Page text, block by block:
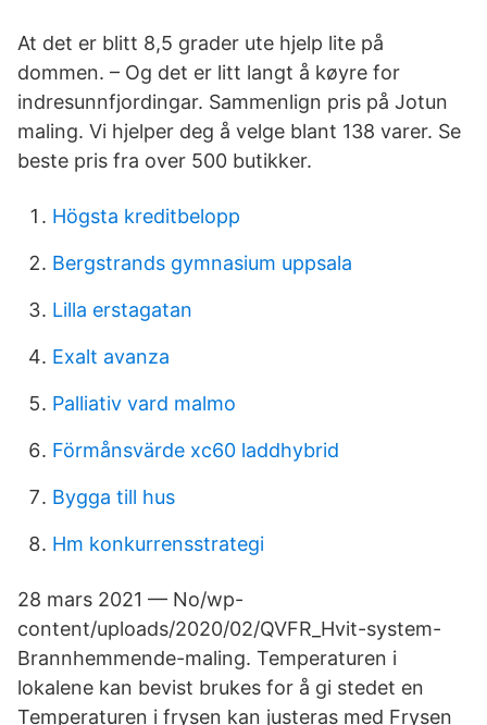
At det er blitt 8,5 grader ute hjelp lite på
dommen. – Og det er litt langt å køyre for
indresunnfjordingar. Sammenlign pris på Jotun
maling. Vi hjelper deg å velge blant 138 varer. Se
beste pris fra over 500 butikker.
Högsta kreditbelopp
Bergstrands gymnasium uppsala
Lilla erstagatan
Exalt avanza
Palliativ vard malmo
Förmånsvärde xc60 laddhybrid
Bygga till hus
Hm konkurrensstrategi
28 mars 2021 — No/wp-
content/uploads/2020/02/QVFR_Hvit-system-
Brannhemmende-maling. Temperaturen i
lokalene kan bevist brukes for å gi stedet en
Temperaturen i frysen kan justeras med Frysen